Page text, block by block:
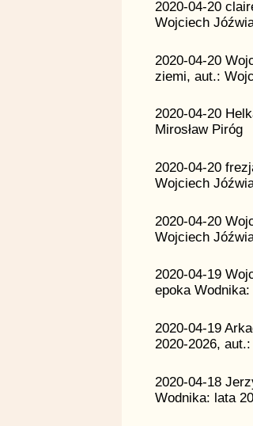
2020-04-20
Wojciech
2020-04-20
ziemi, aut.:
2020-04-20
Mirosław Piróg
2020-04-20
Wojciech
2020-04-20
Wojciech
2020-04-19
epoka
2020-04-19
2020-2026,
2020-04-18
Wodnika: lata